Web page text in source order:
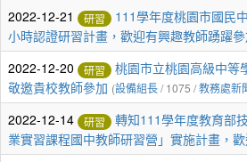
2022-12-21 研習
111學年度桃園市國民
小時認證研習計畫，歡迎有興趣教師踴躍參
2022-12-20 研習
桃園市立桃園高級中等
敬邀貴校教師參加 (設備組長/ 1075 /教務處新
2022-12-14 研習
轉知111學年度教育部
業實習課程國中教師研習營」實施計畫，